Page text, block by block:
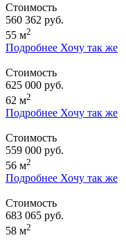
Стоимость
560 362 руб.
55 м2
Подробнее Хочу так же
Стоимость
625 000 руб.
62 м2
Подробнее Хочу так же
Стоимость
559 000 руб.
56 м2
Подробнее Хочу так же
Стоимость
683 065 руб.
58 м2